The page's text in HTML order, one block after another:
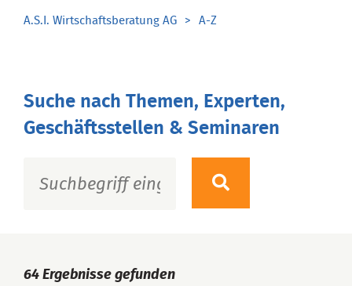
A.S.I. Wirtschaftsberatung AG A-Z
Suche nach Themen, Experten,
Geschäftsstellen & Seminaren
64 Ergebnisse gefunden